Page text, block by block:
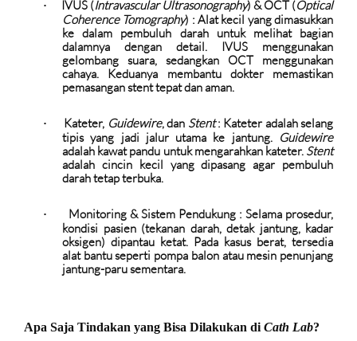
· IVUS (Intravascular Ultrasonography) & OCT (Optical
Coherence Tomography) :Alat kecil yang dimasukkan
ke dalam pembuluh darah untuk melihat bagian
dalamnya dengan detail. IVUS menggunakan
gelombang suara, sedangkan OCT menggunakan
cahaya. Keduanya membantu dokter memastikan
pemasangan stent tepat dan aman.
· Kateter, Guidewire, dan Stent: Kateter adalah selang
tipis yang jadi jalur utama ke jantung. Guidewire
adalah kawat pandu untuk mengarahkan kateter. Stent
adalah cincin kecil yang dipasang agar pembuluh
darah tetap terbuka.
· Monitoring & Sistem Pendukung : Selama prosedur,
kondisi pasien (tekanan darah, detak jantung, kadar
oksigen) dipantau ketat. Pada kasus berat, tersedia
alat bantu seperti pompa balon atau mesin penunjang
jantung-paru sementara.
Apa Saja Tindakan yang Bisa Dilakukan di Cath Lab?